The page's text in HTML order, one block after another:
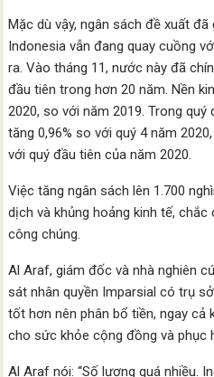
Mặc dù vậy, ngân sách đề xuất
Indonesia vẫn đang quay cuồng
ra. Vào tháng 11, nước này đã
đầu tiên trong hơn 20 năm. Nền
2020, so với năm 2019. Trong
tăng 0,96% so với quý 4 năm
với quý đầu tiên của năm 2020.
Việc tăng ngân sách lên 1.700
dịch và khủng hoảng kinh tế,
công chúng.
Al Araf, giám đốc và nhà nghiên
sát nhân quyền Imparsial có trụ
tốt hơn nên phân bổ tiền, ngay cả
cho sức khỏe cộng đồng và phục
Al Araf nói: “Số lượng quá nhiều.